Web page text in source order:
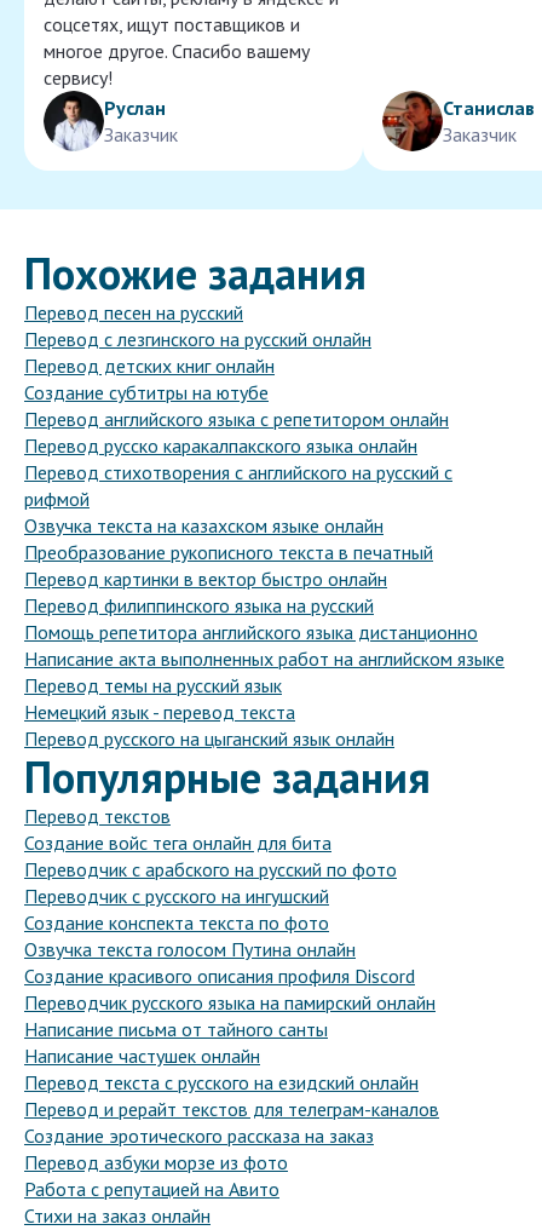
соцсетях, ищут поставщиков и
многое другое. Спасибо вашему
сервису!
Руслан
Заказчик
Станислав
Заказчик
Похожие задания
Перевод песен на русский
Перевод с лезгинского на русский онлайн
Перевод детских книг онлайн
Создание субтитры на ютубе
Перевод английского языка с репетитором онлайн
Перевод русско каракалпакского языка онлайн
Перевод стихотворения с английского на русский с
рифмой
Озвучка текста на казахском языке онлайн
Преобразование рукописного текста в печатный
Перевод картинки в вектор быстро онлайн
Перевод филиппинского языка на русский
Помощь репетитора английского языка дистанционно
Написание акта выполненных работ на английском языке
Перевод темы на русский язык
Немецкий язык - перевод текста
Перевод русского на цыганский язык онлайн
Популярные задания
Перевод текстов
Создание войс тега онлайн для бита
Переводчик с арабского на русский по фото
Переводчик с русского на ингушский
Создание конспекта текста по фото
Озвучка текста голосом Путина онлайн
Создание красивого описания профиля Discord
Переводчик русского языка на памирский онлайн
Написание письма от тайного санты
Написание частушек онлайн
Перевод текста с русского на езидский онлайн
Перевод и рерайт текстов для телеграм-каналов
Создание эротического рассказа на заказ
Перевод азбуки морзе из фото
Работа с репутацией на Авито
Стихи на заказ онлайн